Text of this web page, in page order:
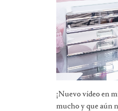
¡Nuevo vídeo en
mucho y que aún